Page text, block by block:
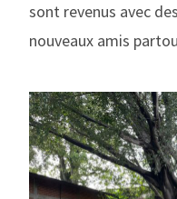
sont revenus avec
nouveaux amis